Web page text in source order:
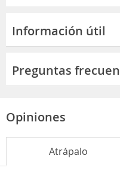
Información útil
Preguntas
Opiniones
Atrápalo